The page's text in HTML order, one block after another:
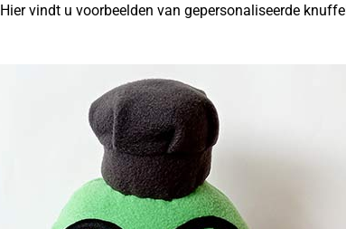
Hier vindt u voorbeelden van gepersonaliseerde